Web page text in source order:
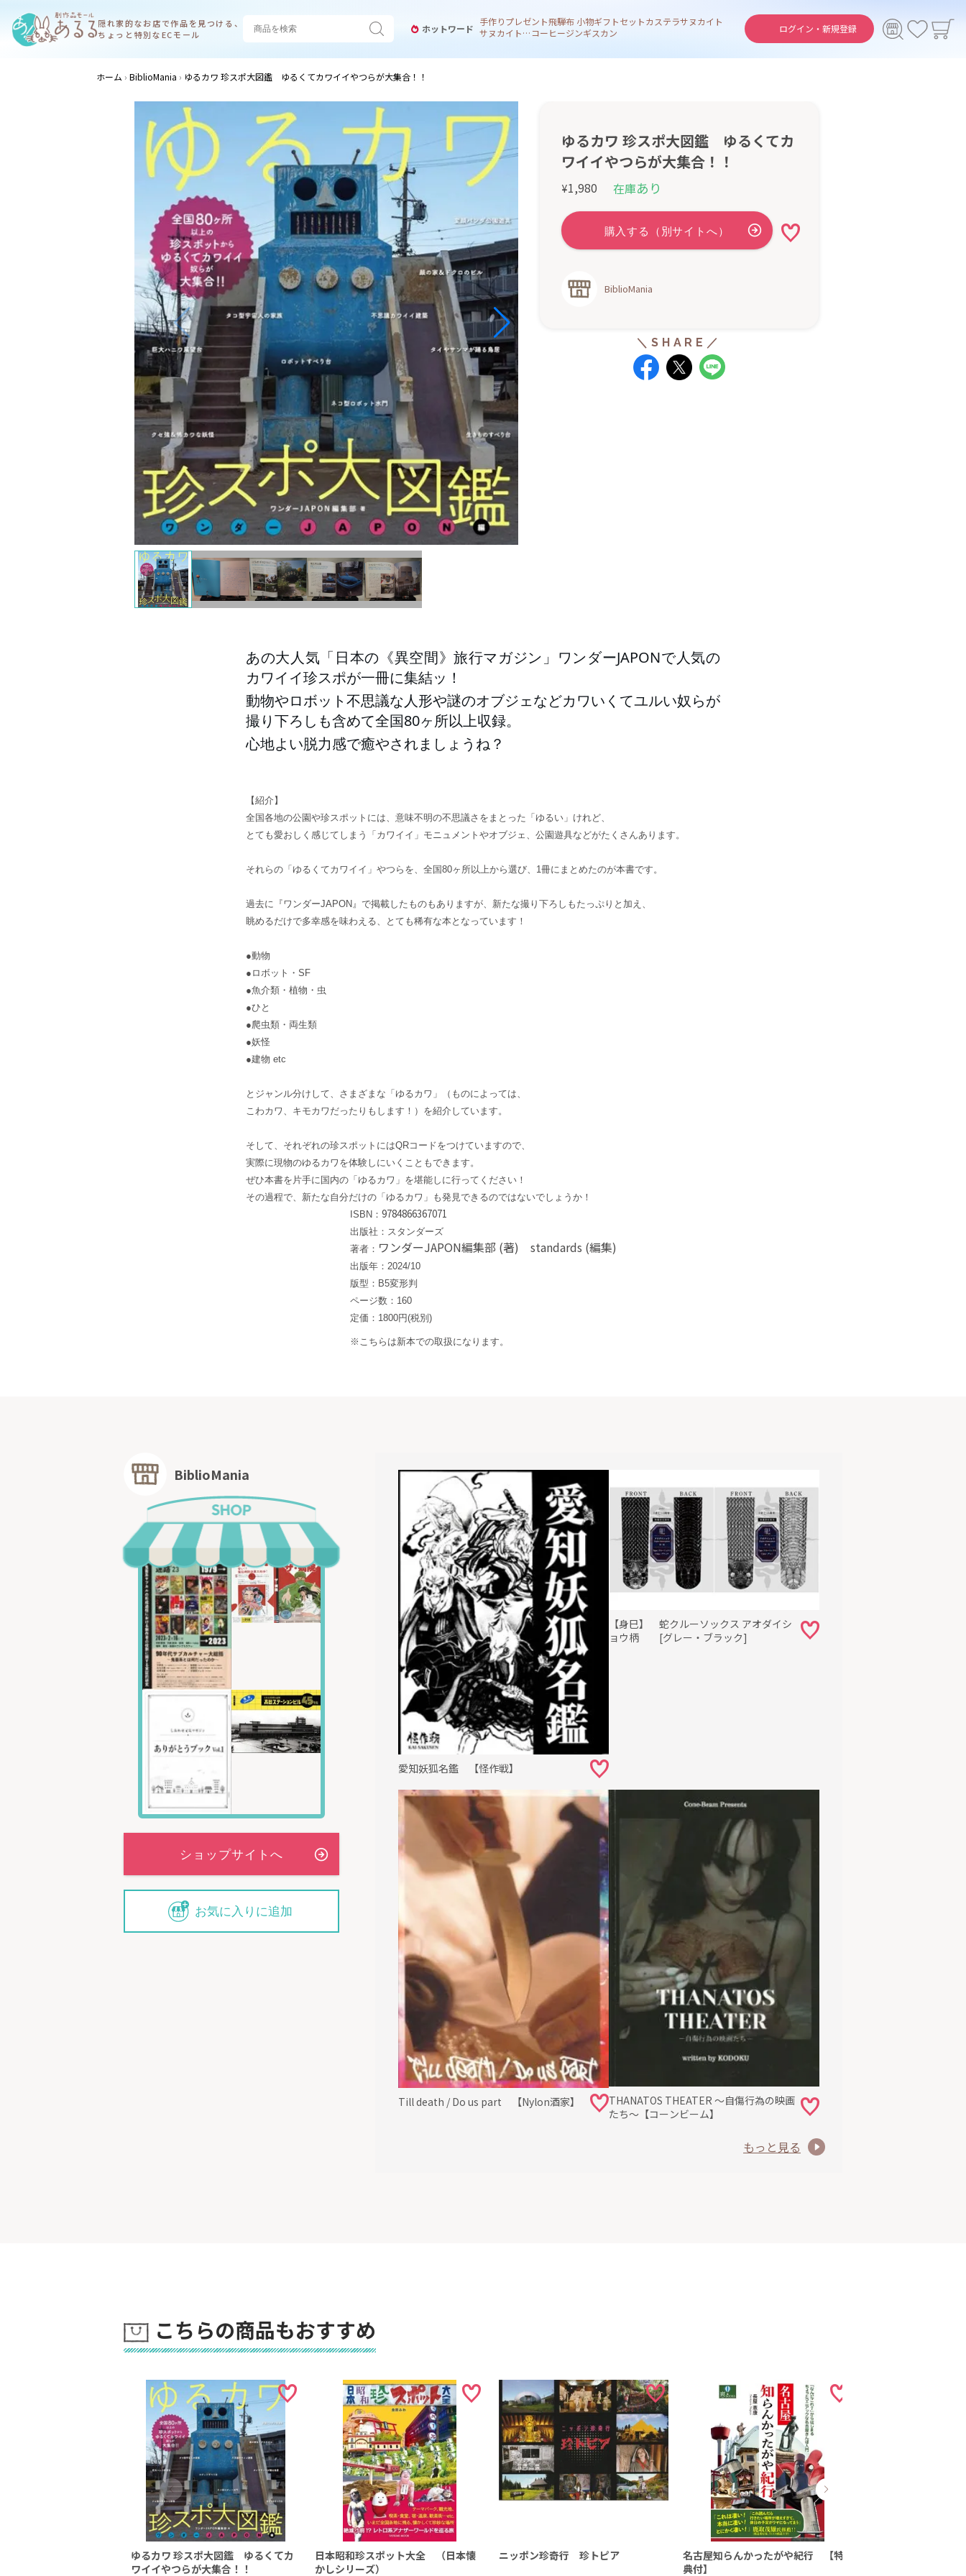
隠れ家的なお店で作品を見つける、
ちょっと特別なECモール
ログイン・ 新規登録
ホットワード
手作りプレゼント飛騨布 小物ギフトセットカステラサヌカイト
サヌカイト 風鈴コーヒージンギスカン
ホーム BiblioMania ゆるカワ 珍スポ大図鑑 ゆるくてカワイイやつらが大集合！！
ゆるカワ 珍スポ大図鑑 ゆるくてカ
ワイイやつらが大集合！！
¥1,980 在庫あり
BiblioMania
あの大人気「日本の《異空間》旅行マガジン」ワンダーJAPONで人気の
カワイイ珍スポが一冊に集結ッ！
動物やロボット不思議な人形や謎のオブジェなどカワいくてユルい奴らが
撮り下ろしも含めて全国80ヶ所以上収録。
心地よい脱力感で癒やされましょうね？
【紹介】
全国各地の公園や珍スポットには、意味不明の不思議さをまとった「ゆるい」けれど、
とても愛おしく感じてしまう「カワイイ」モニュメントやオブジェ、公園遊具などがたくさんあります。
それらの「ゆるくてカワイイ」やつらを、全国80ヶ所以上から選び、1冊にまとめたのが本書です。
過去に『ワンダーJAPON』で掲載したものもありますが、新たな撮り下ろしもたっぷりと加え、
眺めるだけで多幸感を味わえる、とても稀有な本となっています！
●動物
●ロボット・SF
●魚介類・植物・虫
●ひと
●爬虫類・両生類
●妖怪
●建物 etc
とジャンル分けして、さまざまな「ゆるカワ」（ものによっては、
こわカワ、キモカワだったりもします！）を紹介しています。
そして、それぞれの珍スポットにはQRコードをつけていますので、
実際に現物のゆるカワを体験しにいくこともできます。
ぜひ本書を片手に国内の「ゆるカワ」を堪能しに行ってください！
その過程で、新たな自分だけの「ゆるカワ」も発見できるのではないでしょうか！
ISBN： 9784866367071
出版社：スタンダーズ
著者： ワンダーJAPON編集部 (著) standards (編集)
出版年：2024/10
版型：B5変形判
ページ数：160
定価：1800円(税別)
※こちらは新本での取扱になります。
BiblioMania
お気に入りに追加
愛知妖狐名鑑 【怪作戦】
【身巳】 蛇クルーソックス アオダイシ
ョウ柄 [グレー・ブラック]
Till death / Do us part 【Nylon酒家】
THANATOS THEATER ～自傷行為の映画
たち～【コーンビーム】
もっと見る
こちらの商品もおすすめ
ゆるカワ 珍スポ大図鑑 ゆるくてカ
ワイイやつらが大集合！！
日本昭和珍スポット大全 （日本懐
かしシリーズ）
ニッポン珍奇行 珍トピア
名古屋知らんかったがや紀行 【特
典付】